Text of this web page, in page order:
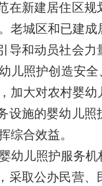
在新建居住区
老城区和已建
导和动员社会
儿照护创造安
加大对农村婴
设施的婴幼儿
综合效益。
幼儿照护服务机
采取公办民营